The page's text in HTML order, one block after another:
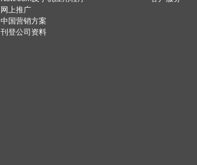
网上推广
中国营销方案
刊登公司资料